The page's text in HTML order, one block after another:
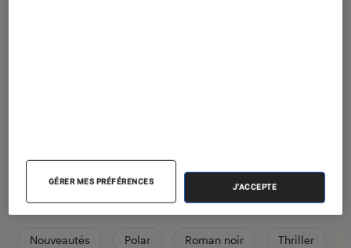
Pour aller plus loin
Nouveautés Polar Roman noir Thriller
GÉRER MES PRÉFÉRENCES
J'ACCEPTE